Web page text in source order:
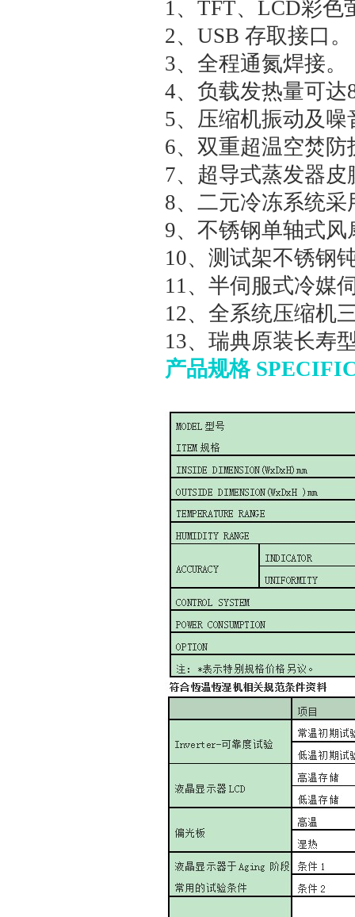
1、TFT、LCD彩色
2、USB 存取接口。
3、全程通氮焊接。
4、负载发热量可达
5、压缩机振动及
6、双重超温空焚防
7、超导式蒸发器
8、二元冷冻系统
9、不锈钢单轴式风
10、测试架不锈钢
11、半伺服式冷媒
12、全系统压缩机
13、瑞典原装长寿
产品规格